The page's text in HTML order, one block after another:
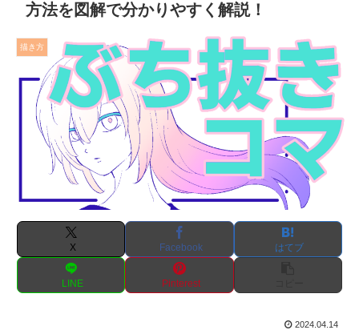
方法を図解で分かりやすく解説！
描き方
X Facebook はてブ
LINE Pinterest
2024.04.14